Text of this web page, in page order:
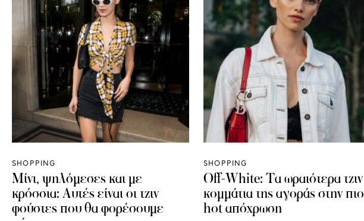
SHOPPING
Μίνι, ψηλόμεσες και με
κρόσσια: Αυτές είναι οι τζιν
φούστες που θα φορέσουμε
SHOPPING
Off-White: Τα ωραιότερα τζιν
κομμάτια της αγοράς στην πιο
hot απόχρωση